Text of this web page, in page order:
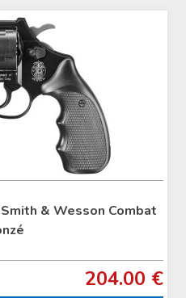
& Wesson Combat
204.00 €